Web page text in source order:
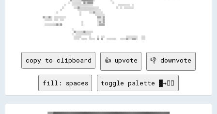
copy to clipboard 👍 upvote 👎 downvote
fill: spaces toggle palette ▓→✊🏽